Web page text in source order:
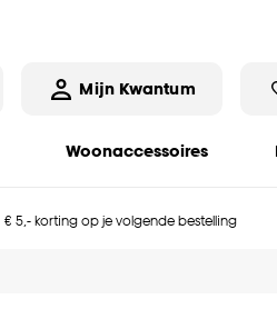
Mijn Kwantum
Woonaccessoires
€ 5,- korting op je volgende bestelling